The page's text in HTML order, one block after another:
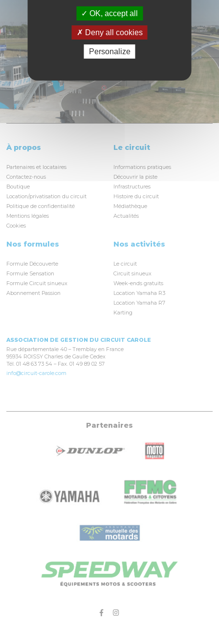
À propos
Partenaires et locataires
Contactez-nous
Boutique
Location/privatisation du circuit
Politique de confidentialité
Mentions légales
Cookies
Le circuit
Informations pratiques
Découvrir la piste
Infrastructures
Histoire du circuit
Médiathèque
Actualités
Nos formules
Formule Découverte
Formule Sensation
Formule Circuit sinueux
Abonnement Passion
Nos activités
Le circuit
Circuit sinueux
Week-ends gratuits
Location Yamaha R3
Location Yamaha R7
Karting
ASSOCIATION DE GESTION DU CIRCUIT CAROLE
Rue départementale 40 – Tremblay en France
95934 ROISSY Charles de Gaulle Cedex
Tél. 01 48 63 73 54 – Fax. 01 49 89 02 57
info@circuit-carole.com
Partenaires
OK, accept all
Deny all cookies
Personalize